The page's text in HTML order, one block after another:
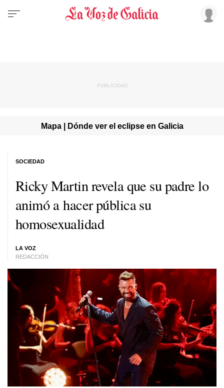
Mapa | Dónde ver el eclipse en Galicia
Ricky Martin revela que su padre lo
animó a hacer pública su
homosexualidad
LA VOZ
REDACCIÓN
SOCIEDAD